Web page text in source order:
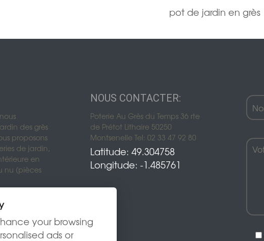
pot de jardin en grès
des grès
proposons
de jardin,
en
nu (pièces
NOUS CONTACTER:
Poterie Au Grès du Temps 36 rte
de Prétot Lithaire 50250
Montsenelle Tel: 02 33 47 92 80
Latitude: 49.304758
Longitude: -1.485761
your browsing
ads or